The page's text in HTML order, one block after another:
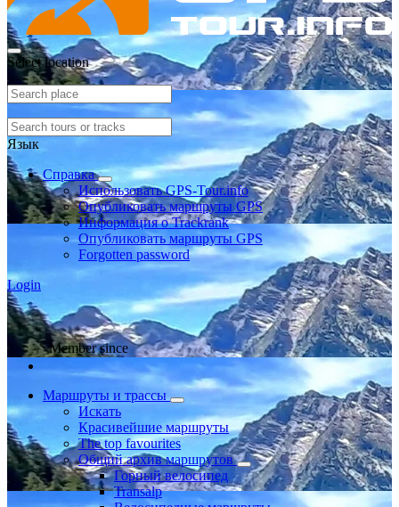
Select location
Язык
Справка
Использовать GPS-Tour.info
Опубликовать маршруты GPS
Информация о Trackrank
Опубликовать маршруты GPS
Forgotten password
Login
Member since
Маршруты и трассы
Искать
Красивейшие маршруты
The top favourites
Общий архив маршрутов
Горный велосипед
Transalp